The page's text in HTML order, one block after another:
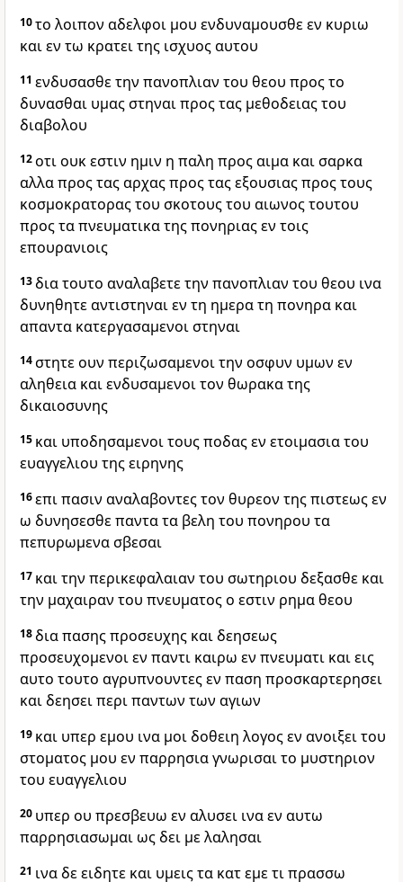
10το λοιπον αδελφοι μου ενδυναμουσθε εν κυριω
και εν τω κρατει της ισχυος αυτου
11 ενδυσασθε την πανοπλιαν του θεου προς το
δυνασθαι υμας στηναι προς τας μεθοδειας του
διαβολου
12οτι ουκ εστιν ημιν η παλη προς αιμα και σαρκα
αλλα προς τας αρχας προς τας εξουσιας προς τους
κοσμοκρατορας του σκοτους του αιωνος τουτου
προς τα πνευματικα της πονηριας εν τοις
επουρανιοις
13δια τουτο αναλαβετε την πανοπλιαν του θεου ινα
δυνηθητε αντιστηναι εν τη ημερα τη πονηρα και
απαντα κατεργασαμενοι στηναι
14στητε ουν περιζωσαμενοι την οσφυν υμων εν
αληθεια και ενδυσαμενοι τον θωρακα της
δικαιοσυνης
15 και υποδησαμενοι τους ποδας εν ετοιμασια του
ευαγγελιου της ειρηνης
16επι πασιν αναλαβοντες τον θυρεον της πιστεως εν
ω δυνησεσθε παντα τα βελη του πονηρου τα
πεπυρωμενα σβεσαι
17 και την περικεφαλαιαν του σωτηριου δεξασθε και
την μαχαιραν του πνευματος ο εστιν ρημα θεου
18δια πασης προσευχης και δεησεως
προσευχομενοι εν παντι καιρω εν πνευματι και εις
αυτο τουτο αγρυπνουντες εν παση προσκαρτερησει
και δεησει περι παντων των αγιων
19 και υπερ εμου ινα μοι δοθειη λογος εν ανοιξει του
στοματος μου εν παρρησια γνωρισαι το μυστηριον
του ευαγγελιου
20 υπερ ου πρεσβευω εν αλυσει ινα εν αυτω
παρρησιασωμαι ως δει με λαλησαι
21 ινα δε ειδητε και υμεις τα κατ εμε τι πρασσω